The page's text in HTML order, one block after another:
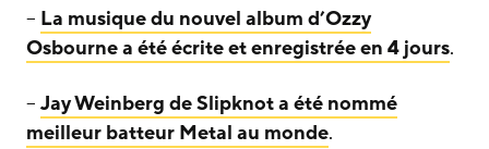
– La musique du nouvel album d’Ozzy
Osbourne a été écrite et enregistrée en 4 jours.
– Jay Weinberg de Slipknot a été nommé
meilleur batteur Metal au monde.